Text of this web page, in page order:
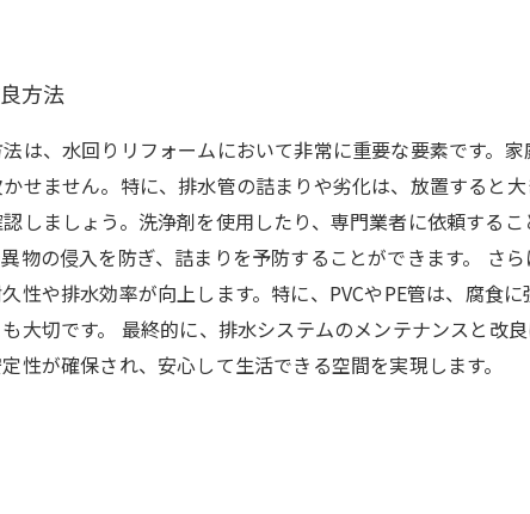
方法
は、水回りリフォームにおいて非常に重要な要素です。
せません。特に、排水管の詰まりや劣化は、放置すると
しましょう。洗浄剤を使用したり、専門業者に依頼する
物の侵入を防ぎ、詰まりを予防することができます。 さ
性や排水効率が向上します。特に、PVCやPE管は、腐食
大切です。 最終的に、排水システムのメンテナンスと改
性が確保され、安心して生活できる空間を実現します。